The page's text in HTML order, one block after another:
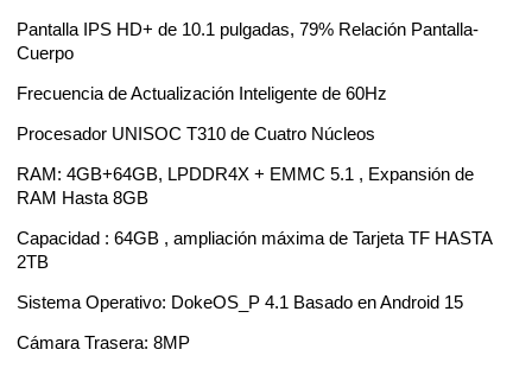
Pantalla IPS HD+ de 10.1 pulgadas, 79% Relación Pantalla-
Cuerpo
Frecuencia de Actualización Inteligente de 60Hz
Procesador UNISOC T310 de Cuatro Núcleos
RAM: 4GB+64GB, LPDDR4X + EMMC 5.1 , Expansión de
RAM Hasta 8GB
Capacidad : 64GB , ampliación máxima de Tarjeta TF HASTA
2TB
Sistema Operativo: DokeOS_P 4.1 Basado en Android 15
Cámara Trasera: 8MP